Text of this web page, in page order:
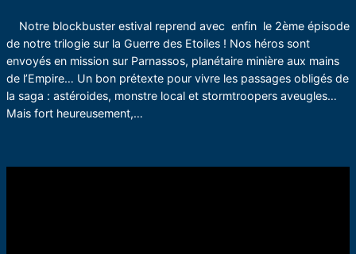
Notre blockbuster estival reprend avec enfin le 2ème épisode
de notre trilogie sur la Guerre des Etoiles ! Nos héros sont
envoyés en mission sur Parnassos, planétaire minière aux mains
de l’Empire… Un bon prétexte pour vivre les passages obligés de
la saga : astéroides, monstre local et stormtroopers aveugles…
Mais fort heureusement,…